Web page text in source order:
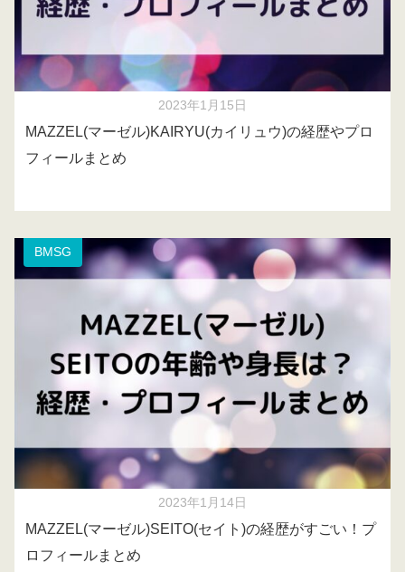
2023年1月15日
MAZZEL(マーゼル)KAIRYU(カイリュウ)の経歴やプロ
フィールまとめ
BMSG
2023年1月14日
MAZZEL(マーゼル)SEITO(セイト)の経歴がすごい！プ
ロフィールまとめ